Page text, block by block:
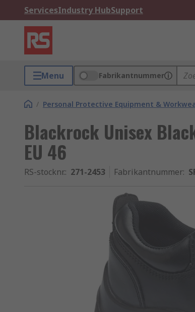
ServicesIndustry HubSupport
Menu Fabrikantnummer
/ Personal Protective Equipment &
Blackrock Unisex
EU 46
RS-stocknr.: 271-2453 Fabrikantnummer: